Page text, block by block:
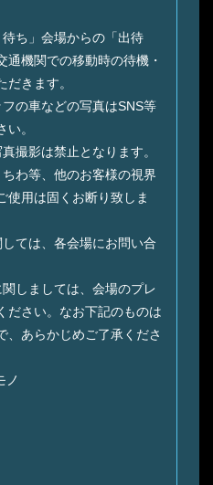
ち」会場からの「出待
通機関での移動時の待機・
きます。
の車などの写真はSNS等
。
撮影は禁止となります。
わ等、他のお客様の視界
使用は固くお断り致しま
ては、各会場にお問い合
しましては、会場のプレ
ださい。なお下記のものは
、あらかじめご了承くださ
ノ